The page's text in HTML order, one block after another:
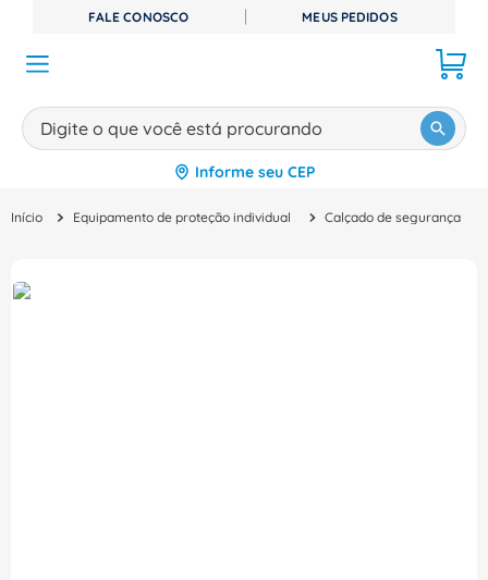
FALE CONOSCO MEUS PEDIDOS
Digite o que você está procurando
Informe seu CEP
Equipamento de proteção individual Calçado de segurança
TERMOS MAIS BUSCADOS
º disjuntor